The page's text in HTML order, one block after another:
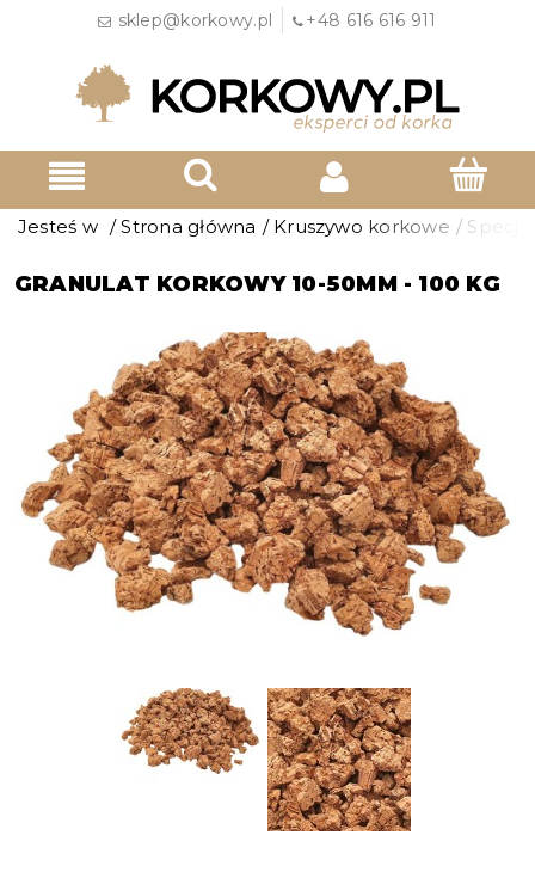
sklep@korkowy.pl +48 616 616 911
Jesteś w / Strona główna / Kruszywo korkowe /
GRANULAT KORKOWY 10-50MM - 100 KG